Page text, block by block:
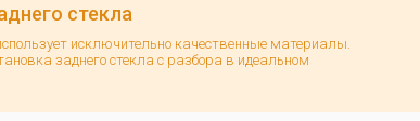
стекла
исключительно качественные материалы.
заднего стекла с разбора в идеальном